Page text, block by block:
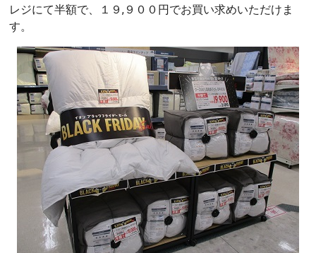
レジにて半額で、１９,９００円でお買い求めいただけま
す。